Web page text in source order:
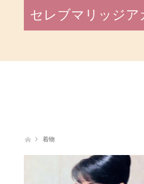
セレブマリッジア
ホーム着物